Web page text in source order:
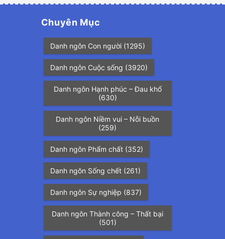
Chuyên Mục
Danh ngôn Con người(1295)
Danh ngôn Cuộc sống (3920)
Danh ngôn Hạnh phúc – Đau khổ
(630)
Danh ngôn Niềm vui – Nỗi buồn
(259)
Danh ngôn Phẩm chất(352)
Danh ngôn Sống chết(261)
Danh ngôn Sự nghiệp (837)
Danh ngôn Thành công – Thất bại
(501)